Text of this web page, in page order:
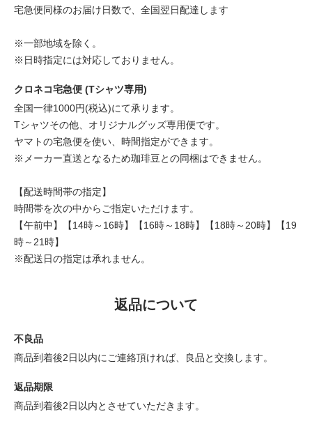
宅急便同様のお届け日数で、全国翌日配達します
※一部地域を除く。
※日時指定には対応しておりません。
クロネコ宅急便 (Tシャツ専用)
全国一律1000円(税込)にて承ります。
Tシャツその他、オリジナルグッズ専用便です。
ヤマトの宅急便を使い、時間指定ができます。
※メーカー直送となるため珈琲豆との同梱はできません。
【配送時間帯の指定】
時間帯を次の中からご指定いただけます。
【午前中】【14時～16時】【16時～18時】【18時～20時】【19
時～21時】
※配送日の指定は承れません。
返品について
不良品
商品到着後2日以内にご連絡頂ければ、良品と交換します。
返品期限
商品到着後2日以内とさせていただきます。